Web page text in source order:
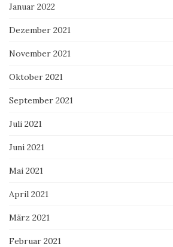
Januar 2022
Dezember 2021
November 2021
Oktober 2021
September 2021
Juli 2021
Juni 2021
Mai 2021
April 2021
März 2021
Februar 2021